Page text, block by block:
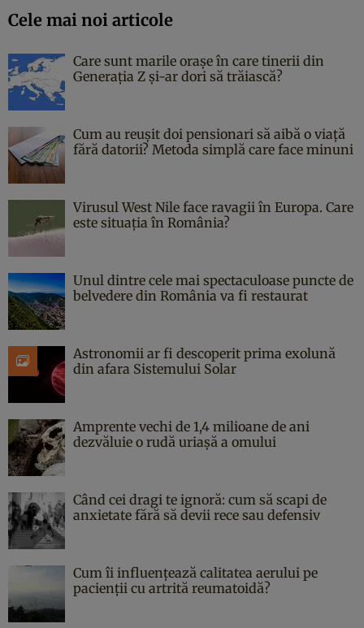
Cele mai noi articole
Care sunt marile orașe în care tinerii din
Generația Z și-ar dori să trăiască?
Cum au reușit doi pensionari să aibă o viață
fără datorii? Metoda simplă care face minuni
Virusul West Nile face ravagii în Europa. Care
este situația în România?
Unul dintre cele mai spectaculoase puncte de
belvedere din România va fi restaurat
Astronomii ar fi descoperit prima exolună
din afara Sistemului Solar
Amprente vechi de 1,4 milioane de ani
dezvăluie o rudă uriașă a omului
Când cei dragi te ignoră: cum să scapi de
anxietate fără să devii rece sau defensiv
Cum îi influențează calitatea aerului pe
pacienții cu artrită reumatoidă?